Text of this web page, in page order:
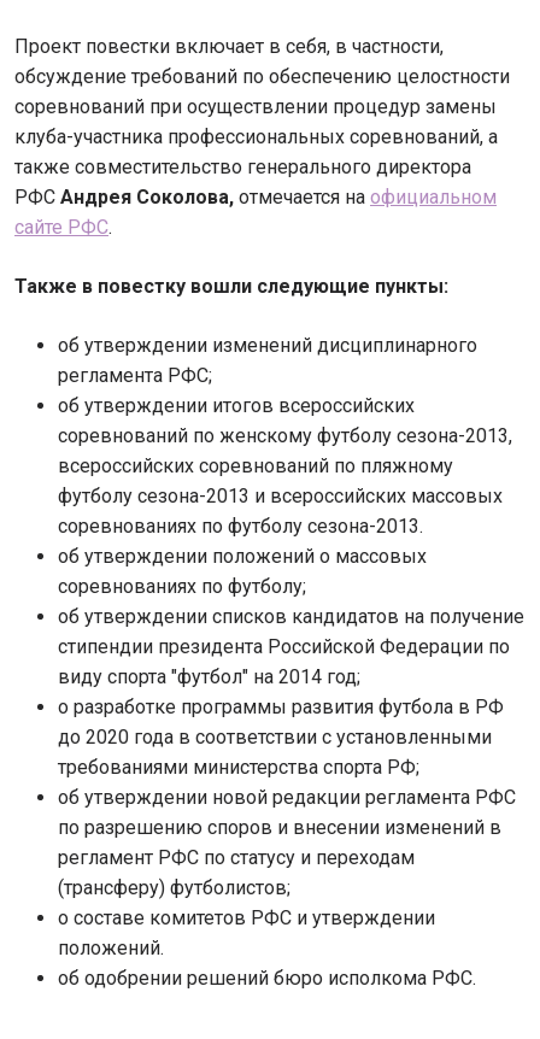
Проект повестки включает в себя, в частности,
обсуждение требований по обеспечению целостности
соревнований при осуществлении процедур замены
клуба-участника профессиональных соревнований, а
также совместительство генерального директора
РФС Андрея Соколова, отмечается на официальном
сайте РФС.
Также в повестку вошли следующие пункты:
об утверждении изменений дисциплинарного
регламента РФС;
об утверждении итогов всероссийских
соревнований по женскому футболу сезона-2013,
всероссийских соревнований по пляжному
футболу сезона-2013 и всероссийских массовых
соревнованиях по футболу сезона-2013.
об утверждении положений о массовых
соревнованиях по футболу;
об утверждении списков кандидатов на получение
стипендии президента Российской Федерации по
виду спорта "футбол" на 2014 год;
о разработке программы развития футбола в РФ
до 2020 года в соответствии с установленными
требованиями министерства спорта РФ;
об утверждении новой редакции регламента РФС
по разрешению споров и внесении изменений в
регламент РФС по статусу и переходам
(трансферу) футболистов;
о составе комитетов РФС и утверждении
положений.
об одобрении решений бюро исполкома РФС.